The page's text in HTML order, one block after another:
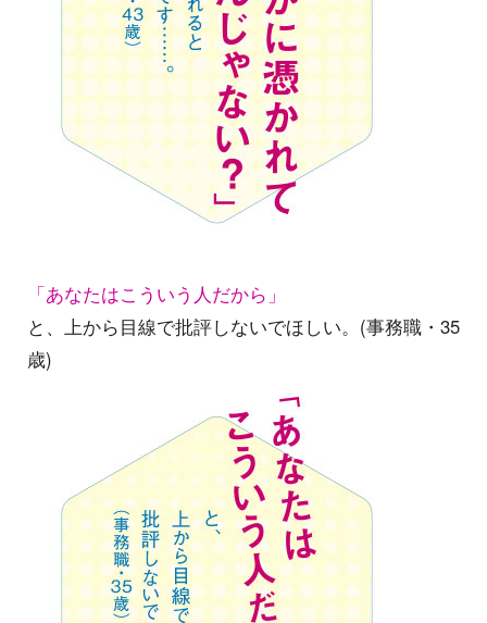
「あなたはこういう人だから」
と、上から目線で批評しないでほしい。(事務職・35
歳)